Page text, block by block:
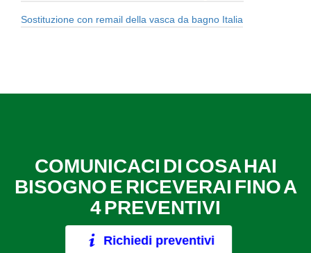
Sostituzione con remail della vasca da bagno Italia
COMUNICACI DI COSA HAI
BISOGNO E RICEVERAI FINO A
4 PREVENTIVI
Richiedi preventivi